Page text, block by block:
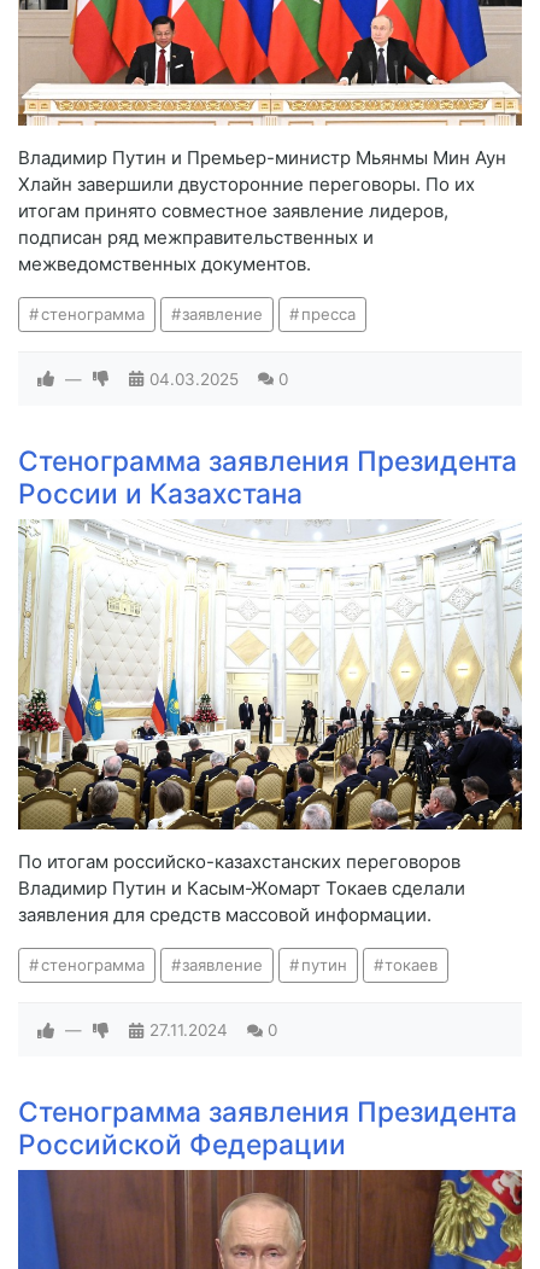
Владимир Путин и Премьер-министр Мьянмы Мин Аун
Хлайн завершили двусторонние переговоры. По их
итогам принято совместное заявление лидеров,
подписан ряд межправительственных и
межведомственных документов.
стенограмма заявление пресса
— 04.03.2025 0
Стенограмма заявления Президента
России и Казахстана
По итогам российско-казахстанских переговоров
Владимир Путин и Касым-Жомарт Токаев сделали
заявления для средств массовой информации.
стенограмма заявление путин токаев
— 27.11.2024 0
Стенограмма заявления Президента
Российской Федерации